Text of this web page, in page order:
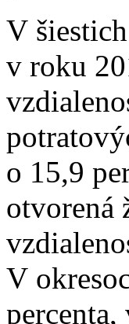
V
v roku
o 15,9
otvorená
V